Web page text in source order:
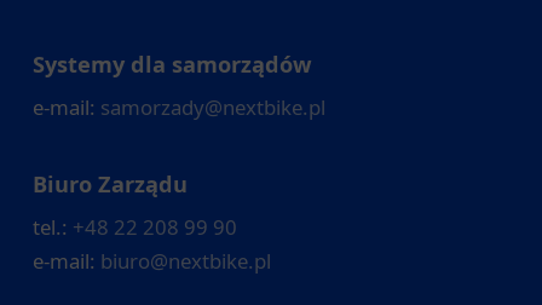
Systemy dla samorządów
e-mail: samorzady@nextbike.pl
Biuro Zarządu
tel.: +48 22 208 99 90
e-mail: biuro@nextbike.pl